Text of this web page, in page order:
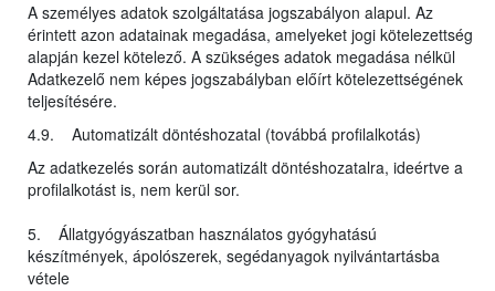
A személyes adatok szolgáltatása jogszabályon alapul. Az
érintett azon adatainak megadása, amelyeket jogi kötelezettség
alapján kezel kötelező. A szükséges adatok megadása nélkül
Adatkezelő nem képes jogszabályban előírt kötelezettségének
teljesítésére.
4.9. Automatizált döntéshozatal (továbbá profilalkotás)
Az adatkezelés során automatizált döntéshozatalra, ideértve a
profilalkotást is, nem kerül sor.
5. Állatgyógyászatban használatos gyógyhatású
készítmények, ápolószerek, segédanyagok nyilvántartásba
vétele